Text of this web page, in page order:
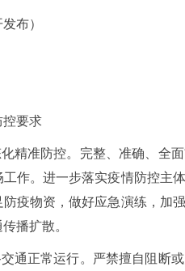
布）
要求
精准防控。完整、准确、全
作。进一步落实疫情防控主
疫物资，做好应急演练，加
播扩散。
通正常运行。严禁擅自阻断